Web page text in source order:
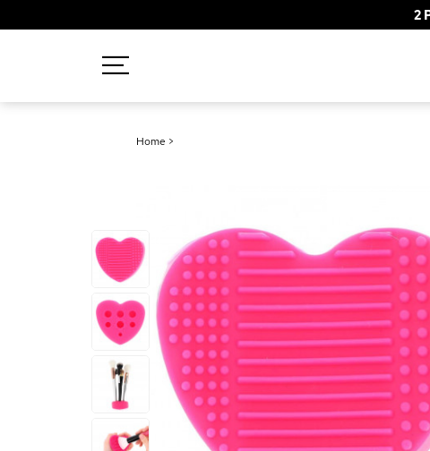
2
Home >
Solaire
Brumes
Blush
Rouge à Lèvres